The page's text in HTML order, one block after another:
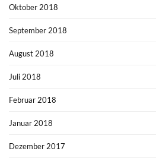
Oktober 2018
September 2018
August 2018
Juli 2018
Februar 2018
Januar 2018
Dezember 2017